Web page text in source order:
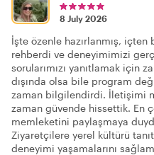
8 July 2026
İşte özenle hazırlanmış,
rehberdi ve deneyimimizi
sorularımızı yanıtlamak için
dışında olsa bile program
zaman bilgilendirdi. İletişimi
zaman güvende hissettik. En
memleketini paylaşmaya
Ziyaretçilere yerel kültürü
deneyimi yaşamalarını